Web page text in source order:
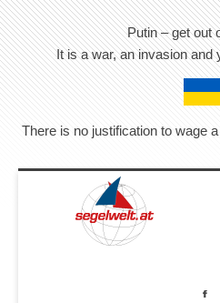
Putin – get out
It is a war, an invasion and
There is no justification to wage